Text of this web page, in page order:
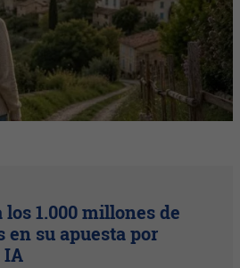
1.000 millones de
en su apuesta por
IA